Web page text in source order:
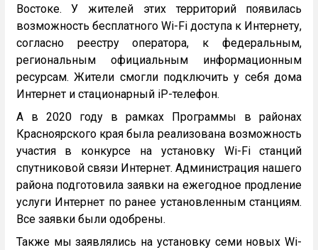
Востоке. У жителей этих территорий появилась
возможность бесплатного Wi-Fi доступа к Интернету,
согласно реестру оператора, к федеральным,
региональным официальным информационным
ресурсам. Жители смогли подключить у себя дома
Интернет и стационарный iP-телефон.
А в 2020 году в рамках Программы в районах
Красноярского края была реализована возможность
участия в конкурсе на установку Wi-Fi станций
спутниковой связи Интернет. Администрация нашего
района подготовила заявки на ежегодное продление
услуги Интернет по ранее установленным станциям.
Все заявки были одобрены.
Также мы заявлялись на установку семи новых Wi-